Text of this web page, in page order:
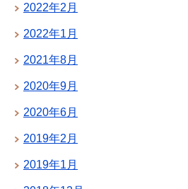
2022年2月
2022年1月
2021年8月
2020年9月
2020年6月
2019年2月
2019年1月